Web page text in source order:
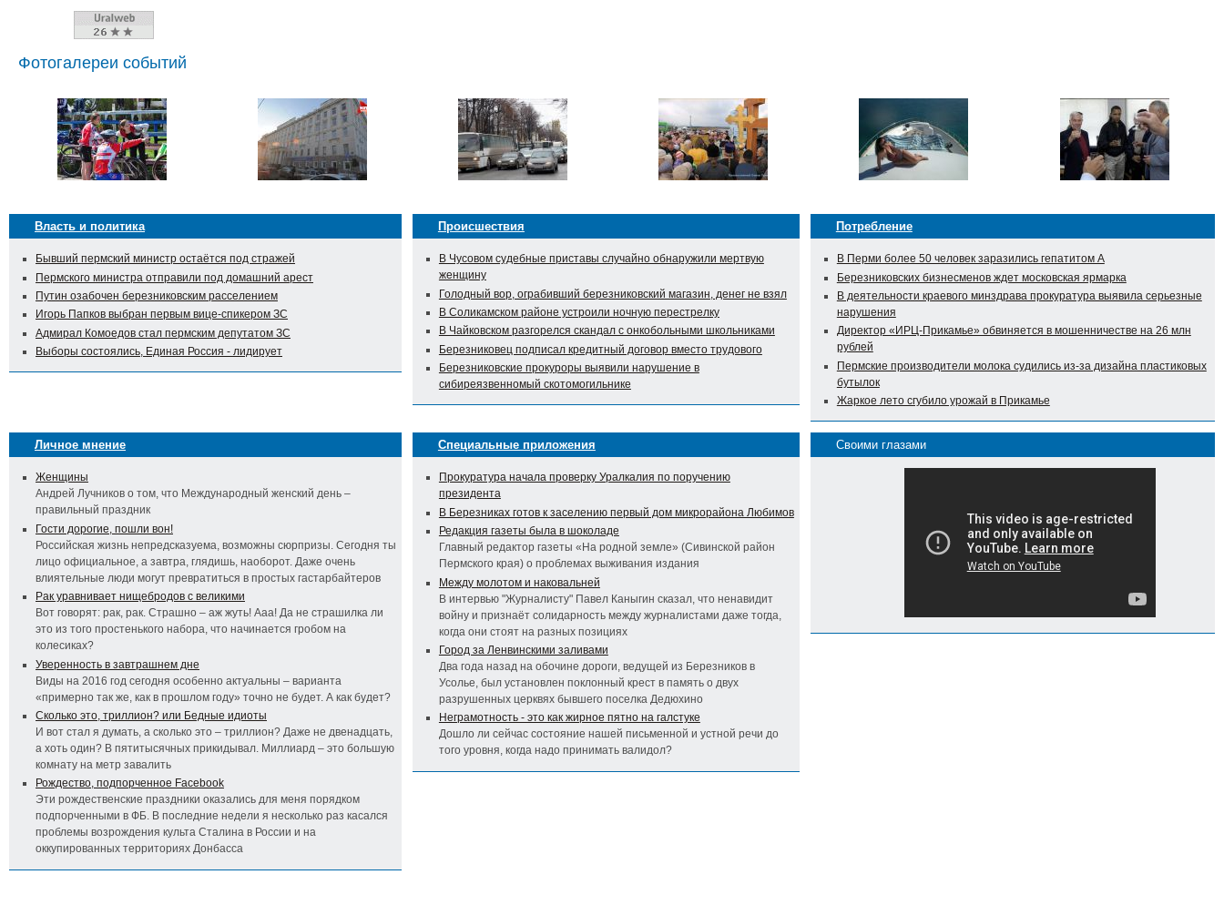
Фотогалереи событий
Власть и политика
Бывший пермский министр остаётся под стражей
Пермского министра отправили под домашний арест
Путин озабочен березниковским расселением
Игорь Папков выбран первым вице-спикером ЗС
Адмирал Комоедов стал пермским депутатом ЗС
Выборы состоялись, Единая Россия - лидирует
Происшествия
В Чусовом судебные приставы случайно обнаружили мертвую
женщину
Голодный вор, ограбивший березниковский магазин, денег не взял
В Соликамском районе устроили ночную перестрелку
В Чайковском разгорелся скандал с онкобольными школьниками
Березниковец подписал кредитный договор вместо трудового
Березниковские прокуроры выявили нарушение в
сибиреязвенномый скотомогильнике
Потребление
В Перми более 50 человек заразились гепатитом А
Березниковских бизнесменов ждет московская ярмарка
В деятельности краевого минздрава прокуратура выявила серьезные
нарушения
Директор «ИРЦ-Прикамье» обвиняется в мошенничестве на 26 млн
рублей
Пермские производители молока судились из-за дизайна пластиковых
бутылок
Жаркое лето сгубило урожай в Прикамье
Личное мнение
Женщины
Андрей Лучников о том, что Международный женский день –
правильный праздник
Гости дорогие, пошли вон!
Российская жизнь непредсказуема, возможны сюрпризы. Сегодня ты
лицо официальное, а завтра, глядишь, наоборот. Даже очень
влиятельные люди могут превратиться в простых гастарбайтеров
Рак уравнивает нищебродов с великими
Вот говорят: рак, рак. Страшно – аж жуть! Ааа! Да не страшилка ли
это из того простенького набора, что начинается гробом на
колесиках?
Уверенность в завтрашнем дне
Виды на 2016 год сегодня особенно актуальны – варианта
«примерно так же, как в прошлом году» точно не будет. А как будет?
Сколько это, триллион? или Бедные идиоты
И вот стал я думать, а сколько это – триллион? Даже не двенадцать,
а хоть один? В пятитысячных прикидывал. Миллиард – это большую
комнату на метр завалить
Рождество, подпорченное Facebook
Эти рождественские праздники оказались для меня порядком
подпорченными в ФБ. В последние недели я несколько раз касался
проблемы возрождения культа Сталина в России и на
оккупированных территориях Донбасса
Специальные приложения
Прокуратура начала проверку Уралкалия по поручению
президента
В Березниках готов к заселению первый дом микрорайона Любимов
Редакция газеты была в шоколаде
Главный редактор газеты «На родной земле» (Сивинской район
Пермского края) о проблемах выживания издания
Между молотом и наковальней
В интервью "Журналисту" Павел Каныгин сказал, что ненавидит
войну и признаёт солидарность между журналистами даже тогда,
когда они стоят на разных позициях
Город за Ленвинскими заливами
Два года назад на обочине дороги, ведущей из Березников в
Усолье, был установлен поклонный крест в память о двух
разрушенных церквях бывшего поселка Дедюхино
Неграмотность - это как жирное пятно на галстуке
Дошло ли сейчас состояние нашей письменной и устной речи до
того уровня, когда надо принимать валидол?
Своими глазами